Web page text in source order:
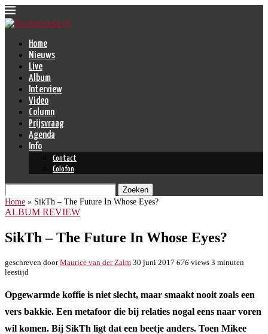
Home
Nieuws
Live
Album
Interview
Video
Column
Prijsvraag
Agenda
Info
Contact
Colofon
Zoeken
Home » SikTh – The Future In Whose Eyes?
ALBUM REVIEW
SikTh – The Future In Whose Eyes?
geschreven doorMaurice van der Zalm 30 juni 2017 676 views 3 minuten
leestijd
Opgewarmde koffie is niet slecht, maar smaakt nooit zoals een
vers bakkie. Een metafoor die bij relaties nogal eens naar voren
wil komen. Bij SikTh ligt dat een beetje anders. Toen Mikee